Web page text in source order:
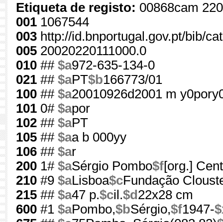
Etiqueta de registo: 00868cam
001 1067544
003 http://id.bnportugal.gov.pt/bib/
005 20020220111000.0
010 ## $a972-635-134-0
021 ## $aPT$b166773/01
100 ## $a20010926d2001 m
101 0# $apor
102 ## $aPT
105 ## $aa b 000yy
106 ## $ar
200 1# $aSérgio Pombo$f[org.]
210 #9 $aLisboa$cFundação
215 ## $a47 p.$cil.$d 22x28 cm
600 #1 $aPombo,$bSérgio,$f1947-